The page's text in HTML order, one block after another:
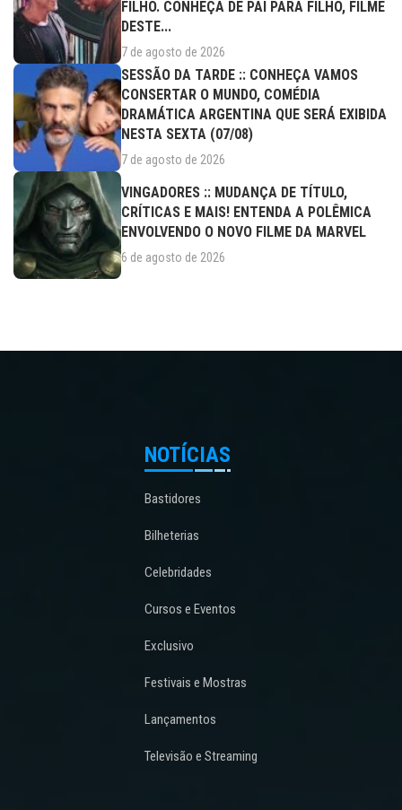
FILHO. CONHEÇA DE PAI PARA FILHO, FILME
DESTE...
7 de agosto de 2026
SESSÃO DA TARDE :: CONHEÇA VAMOS
CONSERTAR O MUNDO, COMÉDIA
DRAMÁTICA ARGENTINA QUE SERÁ EXIBIDA
NESTA SEXTA (07/08)
7 de agosto de 2026
VINGADORES :: MUDANÇA DE TÍTULO,
CRÍTICAS E MAIS! ENTENDA A POLÊMICA
ENVOLVENDO O NOVO FILME DA MARVEL
6 de agosto de 2026
NOTÍCIAS
Bastidores
Bilheterias
Celebridades
Cursos e Eventos
Exclusivo
Festivais e Mostras
Lançamentos
Televisão e Streaming